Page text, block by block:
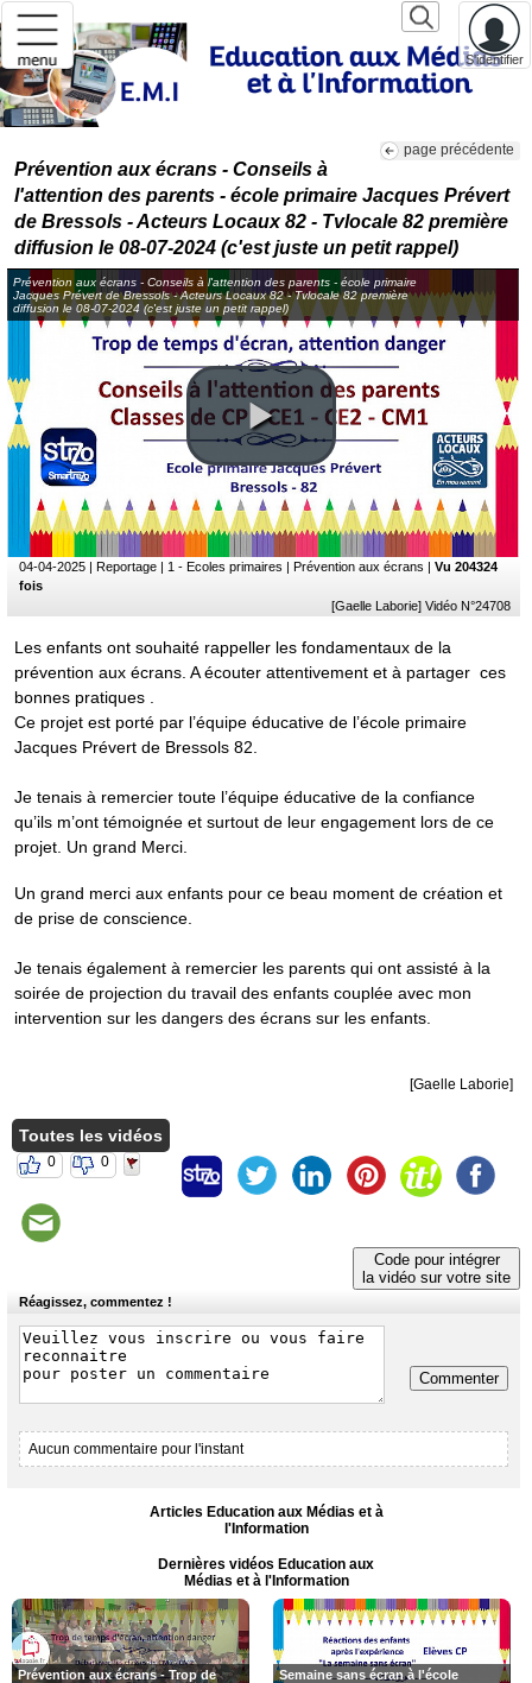
S'identifier
page précédente
Prévention aux écrans - Conseils à
l'attention des parents - école primaire Jacques Prévert
de Bressols - Acteurs Locaux 82 - Tvlocale 82 première
diffusion le 08-07-2024 (c'est juste un petit rappel)
Prévention aux écrans - Conseils à l'attention des parents - école primaire
Jacques Prévert de Bressols - Acteurs Locaux 82 - Tvlocale 82 première
diffusion le 08-07-2024 (c'est juste un petit rappel)
04-04-2025 | Reportage | 1 - Ecoles primaires | Prévention aux écrans | Vu 204324
fois
[Gaelle Laborie] Vidéo N°24708
Les enfants ont souhaité rappeller les fondamentaux de la
prévention aux écrans. A écouter attentivement et à partager ces
bonnes pratiques .
Ce projet est porté par l’équipe éducative de l’école primaire
Jacques Prévert de Bressols 82.
Je tenais à remercier toute l’équipe éducative de la confiance
qu’ils m’ont témoignée et surtout de leur engagement lors de ce
projet. Un grand Merci.
Un grand merci aux enfants pour ce beau moment de création et
de prise de conscience.
Je tenais également à remercier les parents qui ont assisté à la
soirée de projection du travail des enfants couplée avec mon
intervention sur les dangers des écrans sur les enfants.
[Gaelle Laborie]
Toutes les vidéos
0 0
Code pour intégrer
la vidéo sur votre site
Réagissez, commentez !
Commenter
Aucun commentaire pour l'instant
Articles Education aux Médias et à
l'Information
Dernières vidéos Education aux
Médias et à l'Information
Prévention aux écrans - Trop de
Semaine sans écran à l'école